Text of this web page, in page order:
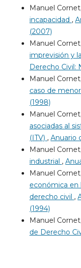
Manuel
incapacidad ,
(2007)
Manuel
imprevisión y
Derecho Civil:
Manuel
caso de
(1998)
Manuel
asociadas al
(ITV) , Anuario
Manuel
industrial ,
Manuel
económica en
derecho civil ,
(1994)
Manuel
de Derecho